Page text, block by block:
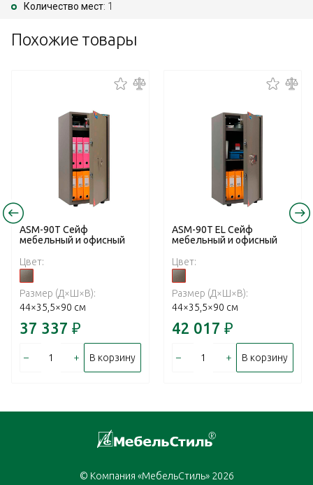
Количество мест: 1
Похожие товары
ASM-90T Сейф
мебельный и офисный
Цвет:
Размер (Д×Ш×В):
44×35,5×90 см
37 337 ₽
– + В корзину
ASM-90T EL Сейф
мебельный и офисный
Цвет:
Размер (Д×Ш×В):
44×35,5×90 см
42 017 ₽
– + В корзину
© Компания «МебельСтиль» 2026